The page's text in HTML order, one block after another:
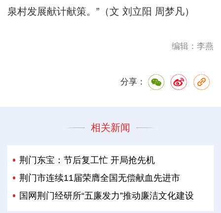
泉村发展献计献策。”（文 刘立阳 周梦凡）
编辑：李燕
分享：
相关新闻
荆门东宝：节后复工忙 开局抢先机
荆门市连续11届荣膺全国无偿献血先进市
国网荆门经研所“五廉发力”推动廉洁文化建设